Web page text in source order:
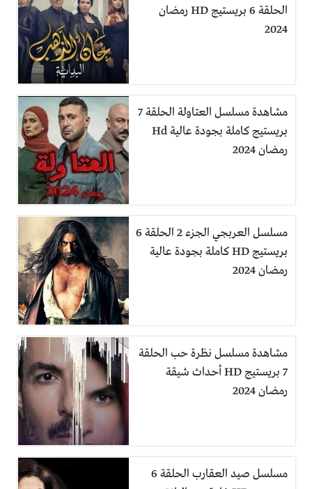
الحلقة 6 بريستيج HD رمضان
2024
مشاهدة مسلسل العتاولة الحلقة 7
بريستيج كاملة بجودة عالية Hd
رمضان 2024
مسلسل العربجي الجزء 2 الحلقة 6
بريستيج HD كاملة بجودة عالية
رمضان 2024
مشاهدة مسلسل نظرة حب الحلقة
7 بريستيج HD أحداث شيقة
رمضان 2024
مسلسل صيد العقارب الحلقة 6